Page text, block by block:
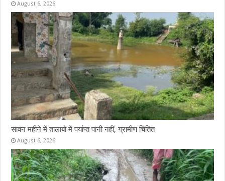
August 6, 2026
सावन महीने में तालाबों में पर्याप्त पानी नहीं, ग्रामीण चिंतित
August 6, 2026